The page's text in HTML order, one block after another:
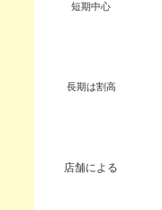
短期中心
長期は割高
店舗による